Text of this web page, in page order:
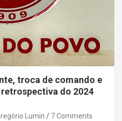
troca de comando e
do 2024
Lumin 7 Comments